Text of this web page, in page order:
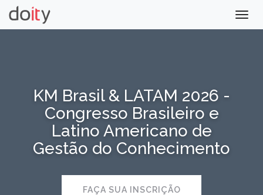
KM Brasil & LATAM 2026 -
Congresso Brasileiro e
Latino Americano de
Gestão do Conhecimento
FAÇA SUA INSCRIÇÃO